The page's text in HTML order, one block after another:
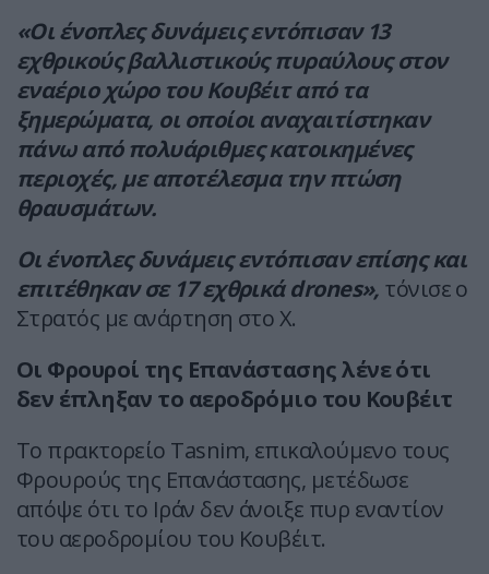
«Οι ένοπλες δυνάμεις εντόπισαν 13
εχθρικούς βαλλιστικούς πυραύλους στον
εναέριο χώρο του Κουβέιτ από τα
ξημερώματα, οι οποίοι αναχαιτίστηκαν
πάνω από πολυάριθμες κατοικημένες
περιοχές, με αποτέλεσμα την πτώση
θραυσμάτων.
Οι ένοπλες δυνάμεις εντόπισαν επίσης και
επιτέθηκαν σε 17 εχθρικά drones», τόνισε ο
Στρατός με ανάρτηση στο Χ.
Οι Φρουροί της Επανάστασης λένε ότι
δεν έπληξαν το αεροδρόμιο του Κουβέιτ
Το πρακτορείο Tasnim, επικαλούμενο τους
Φρουρούς της Επανάστασης, μετέδωσε
απόψε ότι το Ιράν δεν άνοιξε πυρ εναντίον
του αεροδρομίου του Κουβέιτ.